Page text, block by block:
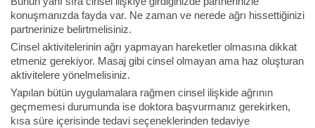
konuşmanızda fayda var. Ne zaman ve nerede ağrı hissettiğinizi
partnerinize belirtmelisiniz.
Cinsel aktivitelerinin ağrı yapmayan hareketler olmasına dikkat
etmeniz gerekiyor. Masaj gibi cinsel olmayan ama haz oluşturan
aktivitelere yönelmelisiniz.
Yapılan bütün uygulamalara rağmen cinsel ilişkide ağrının
geçmemesi durumunda ise doktora başvurmanız gerekirken,
kısa süre içerisinde tedavi seçeneklerinden tedaviye